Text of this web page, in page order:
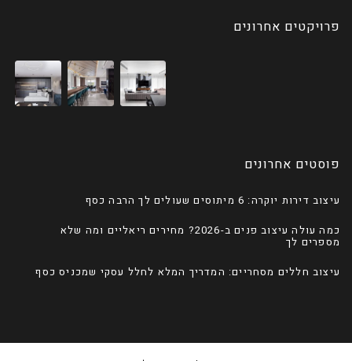
פרויקטים אחרונים
פוסטים אחרונים
עיצוב דירות יוקרה: 6 מיתוסים שעולים לך הרבה כסף
כמה עולה עיצוב פנים ב-2026? מחירים ריאליים ומה שלא
מספרים לך
עיצוב חללים מסחריים: המדריך המלא לחלל עסקי שמכניס כסף